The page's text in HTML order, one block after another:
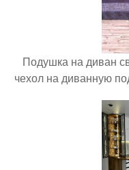
Подушка на диван
чехол на диванную